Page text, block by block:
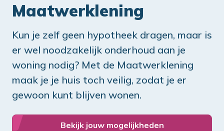
Maatwerklening
Kun je zelf geen hypotheek dragen, maar is
er wel noodzakelijk onderhoud aan je
woning nodig? Met de Maatwerklening
maak je je huis toch veilig, zodat je er
gewoon kunt blijven wonen.
Bekijk jouw mogelijkheden